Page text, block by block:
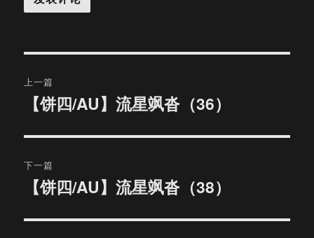
章
航
上一篇
文
章：
【饼四/AU】流星飒沓（36）
下一篇
文
【饼四/AU】流星飒沓（38）